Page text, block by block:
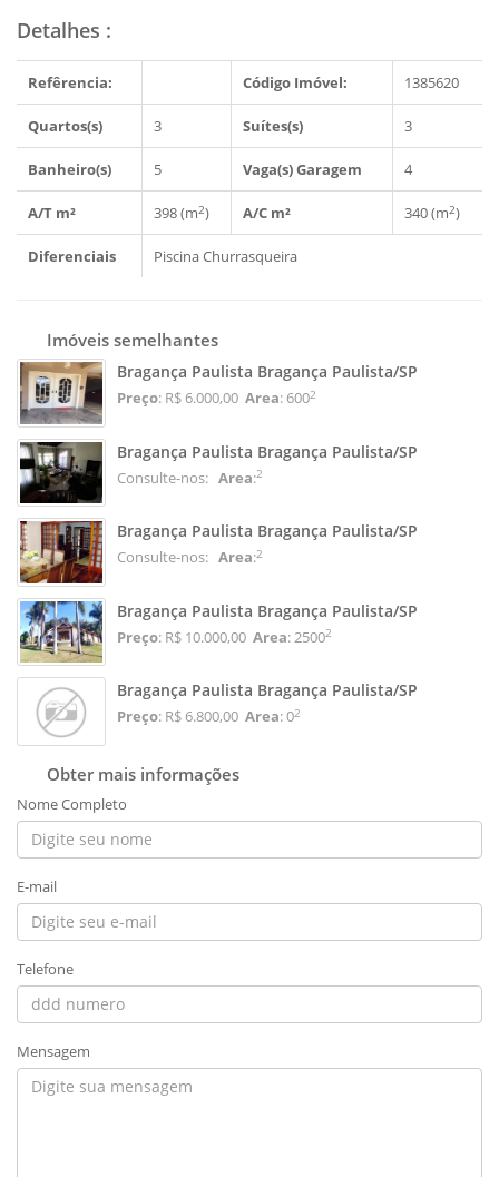
Detalhes :
Refêrencia: Código Imóvel: 1385620
Quartos(s) 3 Suítes(s) 3
Banheiro(s) 5 Vaga(s) Garagem 4
A/T m² 398 (m2) A/C m² 340 (m2)
Diferenciais PiscinaChurrasqueira
Imóveis semelhantes
Bragança Paulista Bragança Paulista/SP
Preço: R$ 6.000,00 Area: 6002
Bragança Paulista Bragança Paulista/SP
Consulte-nos: Area:2
Bragança Paulista Bragança Paulista/SP
Consulte-nos: Area:2
Bragança Paulista Bragança Paulista/SP
Preço: R$ 10.000,00 Area: 25002
Bragança Paulista Bragança Paulista/SP
Preço: R$ 6.800,00 Area: 02
Obter mais informações
Nome Completo
E-mail
Telefone
Mensagem